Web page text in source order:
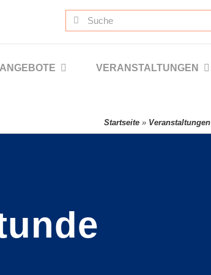
Suche
ANGEBOTE VERANSTALTUNGEN
Startseite » Veranstaltungen